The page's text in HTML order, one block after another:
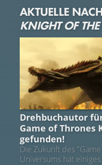
AKTUELLE
KNIGHT OF
GAME OF THRONES
Drehbuchautor
Game of Thrones
gefunden!
Die Zukunft des
Universums hat